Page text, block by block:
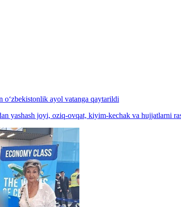
o‘zbekistonlik ayol vatanga qaytarildi
yashash joyi, oziq-ovqat, kiyim-kechak va hujjatlarni